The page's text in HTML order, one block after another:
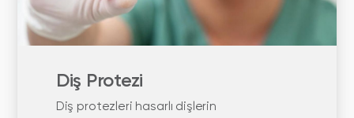
Diş Protezi
Diş protezleri hasarlı dişlerin